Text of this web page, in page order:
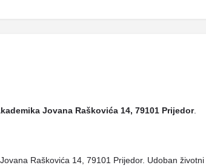
Jovana Raškovića 14, 79101 Prijedor.
Raškovića 14, 79101 Prijedor. Udoban životni